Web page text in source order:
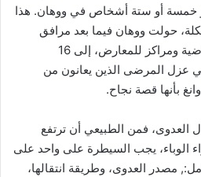
خمسة أو ستة أشخاص في ووهان. هذا
حولت ووهان فيما بعد مرافق
عامة، بما في ذلك صالات رياضية ومراكز للمعارض، إلى 16
المرضى الذين يعانون من
بأنها قصة نجاح.
العدوى، فمن الطبيعي أن ترتفع
الوباء، يجب السيطرة على واحد على
مصدر العدوى، وطريقة انتقالها،